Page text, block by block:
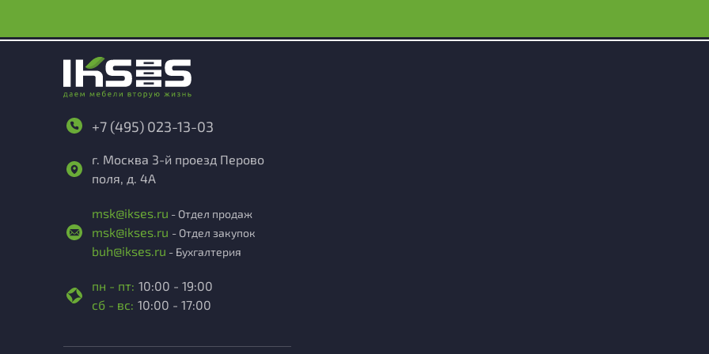
+7 (495) 023-13-03
г. Москва 3-й проезд Перово
поля, д. 4А
msk@ikses.ru - Отдел продаж
msk@ikses.ru - Отдел закупок
buh@ikses.ru - Бухгалтерия
пн - пт: 10:00 - 19:00
сб - вс: 10:00 - 17:00